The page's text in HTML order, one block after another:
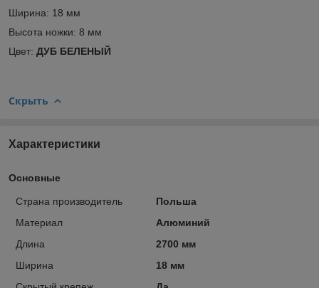
Ширина: 18 мм
Высота ножки: 8 мм
Цвет: ДУБ БЕЛЕНЫЙ
Скрыть
Характеристики
Основные
Страна производитель
Польша
Материал
Алюминий
Длина
2700 мм
Ширина
18 мм